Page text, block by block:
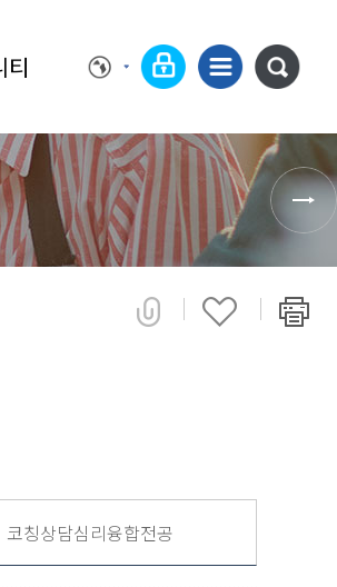
티
코칭상담심리융합전공